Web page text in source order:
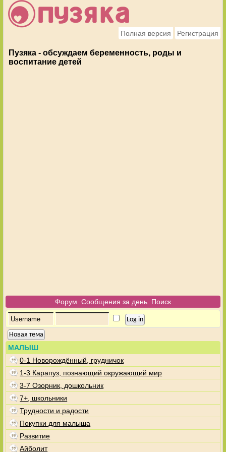
Полная версия Регистрация
Пузяка - обсуждаем беременность, роды и
воспитание детей
Форум Сообщения за день Поиск
Новая тема
МАЛЫШ
0-1 Новорождённый, грудничок
1-3 Карапуз, познающий окружающий мир
3-7 Озорник, дошкольник
7+, школьники
Трудности и радости
Покупки для малыша
Развитие
Айболит